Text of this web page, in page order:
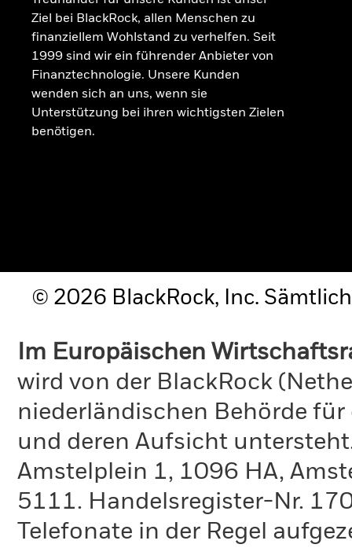
Ziel bei BlackRock, allen Menschen zu
finanziellem Wohlstand zu verhelfen. Seit
1999 sind wir ein führender Anbieter von
Finanztechnologie. Unsere Kunden
wenden sich an uns, wenn sie
Unterstützung bei ihren wichtigsten Zielen
benötigen.
© 2026 BlackRock, Inc.
Im Europäischen
wird von der BlackRock
niederländischen Behörde
und deren Aufsicht
Amstelplein 1, 1096 HA,
5111. Handelsregister-Nr.
Telefonate in der Regel